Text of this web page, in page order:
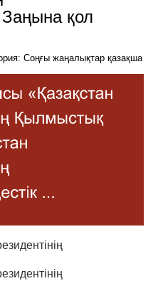
қол
Соңғы жаңалықтар қазақша